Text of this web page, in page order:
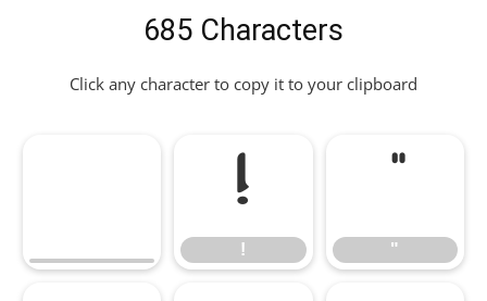
685 Characters
Click any character to copy it to your clipboard
!
!
"
"